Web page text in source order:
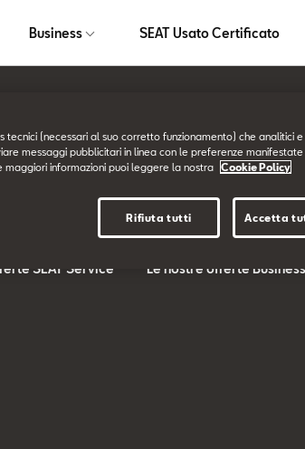
Business SEAT Usato Certificato
SEAT Service
Business
SEAT for BUSINESS
Offerte SEAT Business
Le nostre offerte Business
tecnici (necessari al suo corretto funzionamento) che analitici
messaggi pubblicitari in linea con le preferenze
maggiori informazioni puoi leggere la nostra
Cookie Policy
Rifiuta tutti Accetta